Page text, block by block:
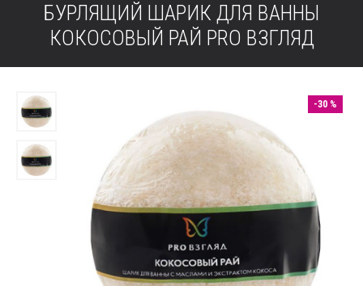
БУРЛЯЩИЙ ШАРИК ДЛЯ ВАННЫ
КОКОСОВЫЙ РАЙ PRO ВЗГЛЯД
-30 %